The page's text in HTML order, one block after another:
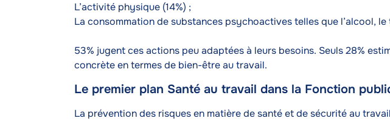
L’activité physique (14%) ;
La consommation de substances psychoactives telles que l’alcool, le
53% jugent ces actions peu adaptées à leurs besoins. Seuls 28%
concrète en termes de bien-être au travail.
Le premier plan Santé au travail dans la Fonction
Texte
La prévention des risques en matière de santé et de sécurité au